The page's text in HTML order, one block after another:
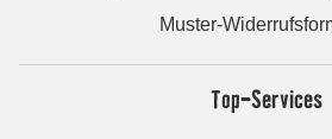
Muster-
Top-Services